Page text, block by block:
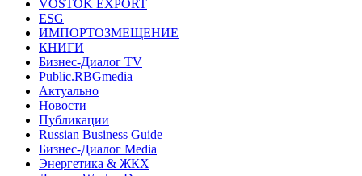
VOSTOK EXPORT
ESG
ИМПОРТОЗМЕЩЕНИЕ
КНИГИ
Бизнес-Диалог TV
Public.RBGmedia
Актуально
Новости
Публикации
Russian Business Guide
Бизнес-Диалог Media
Энергетика & ЖКХ